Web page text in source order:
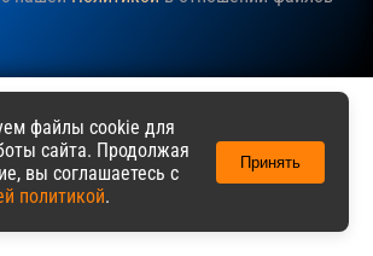
файлы cookie для
сайта. Продолжая
вы соглашаетесь с
политикой.
Принять